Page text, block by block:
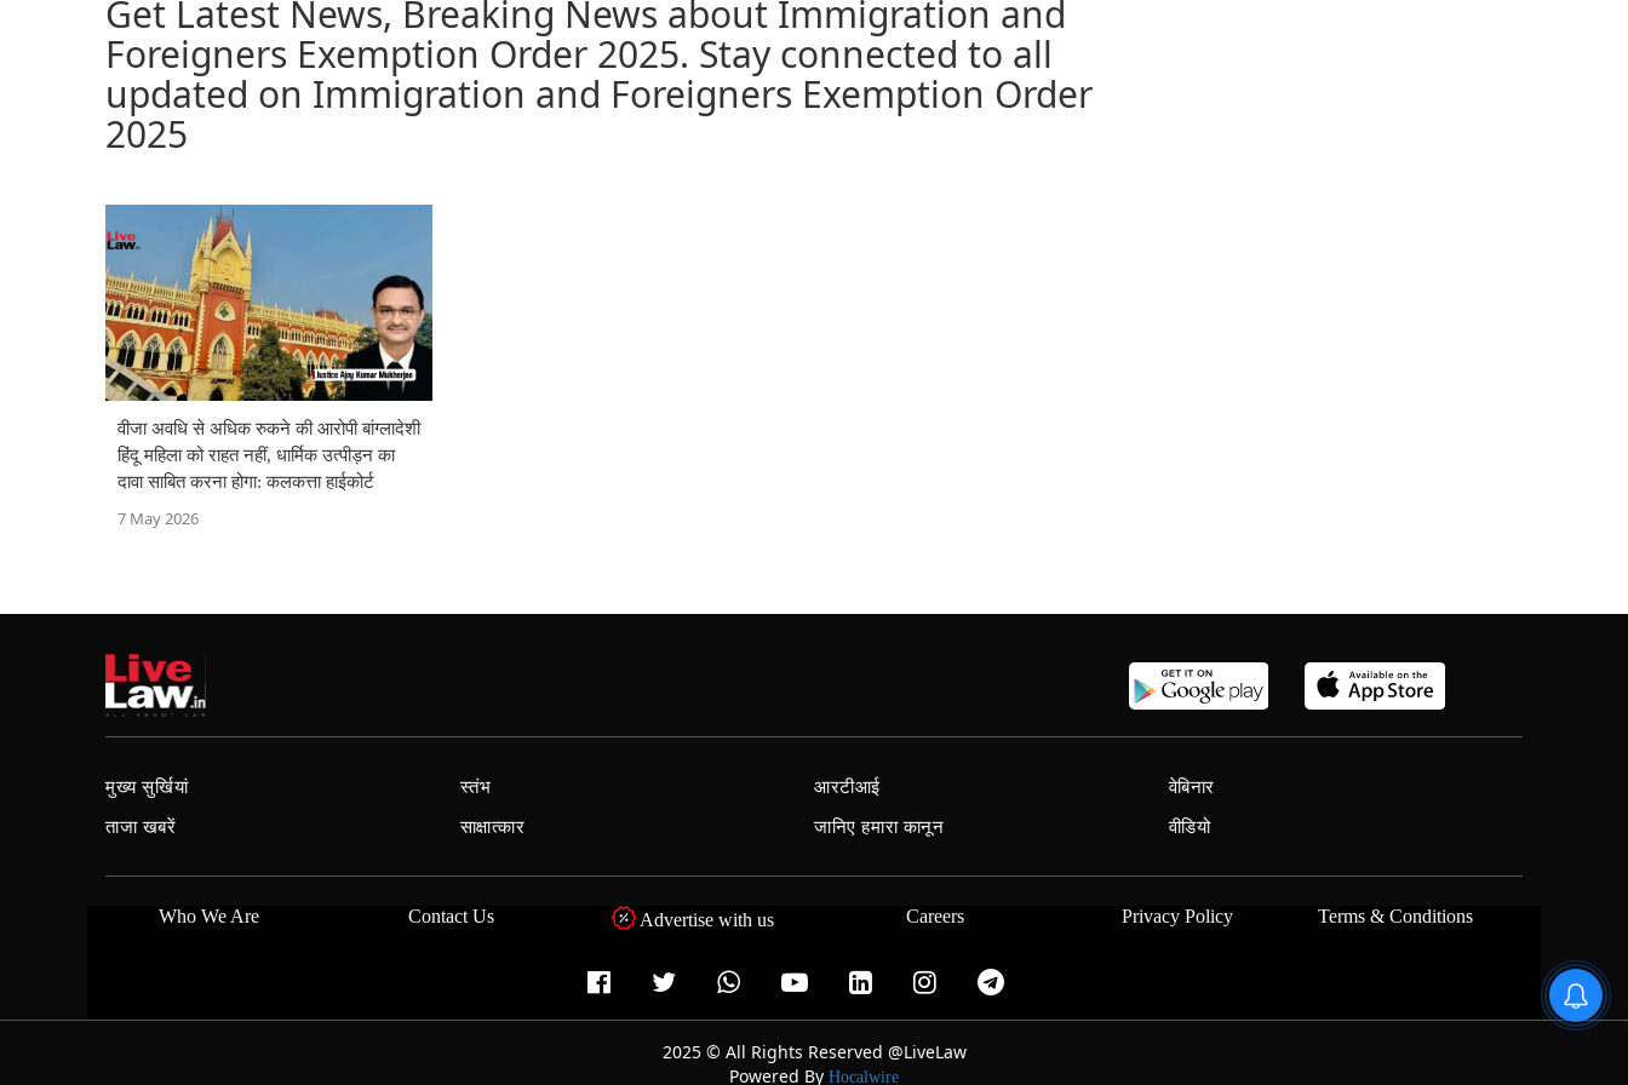
Get Latest News, Breaking News about Immigration and
Foreigners Exemption Order 2025. Stay connected to all
updated on Immigration and Foreigners Exemption Order
2025
वीजा अवधि से अधिक रुकने की आरोपी बांग्लादेशी
हिंदू महिला को राहत नहीं, धार्मिक उत्पीड़न का
दावा साबित करना होगा: कलकत्ता हाईकोर्ट
7 May 2026
मुख्य सुर्खियां
ताजा खबरें
स्तंभ
साक्षात्कार
आरटीआई
जानिए हमारा कानून
वेबिनार
वीडियो
Who We Are Contact Us Advertise with us Careers Privacy Policy Terms & Conditions
2025 © All Rights Reserved @LiveLaw
Powered By Hocalwire